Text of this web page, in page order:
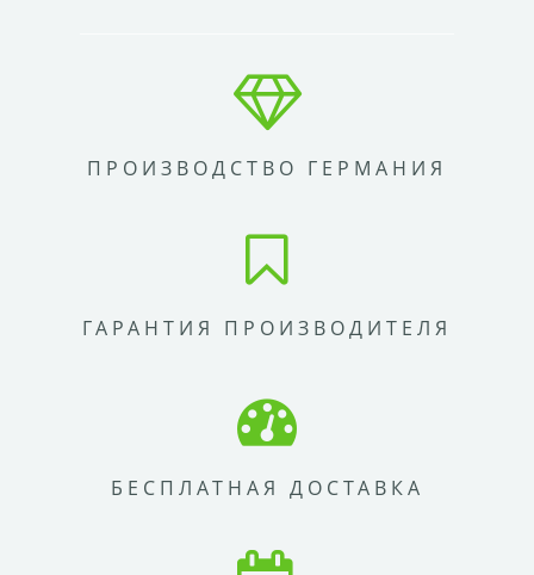
ПРОИЗВОДСТВО ГЕРМАНИЯ
ГАРАНТИЯ ПРОИЗВОДИТЕЛЯ
БЕСПЛАТНАЯ ДОСТАВКА